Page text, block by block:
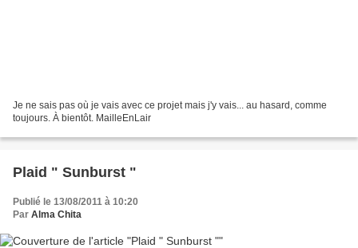
Je ne sais pas où je vais avec ce projet mais j'y vais... au hasard, comme
toujours. À bientôt. MailleEnLair
Plaid " Sunburst "
Publié le 13/08/2011 à 10:20
Par Alma Chita